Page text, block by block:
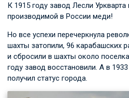
К 1915 году завод Лесли Уркварта
производимой в России меди!
Но все успехи перечеркнула
шахты затопили, 96 карабашских
и сбросили в шахты около
году завод восстановили. А в
получил статус города.